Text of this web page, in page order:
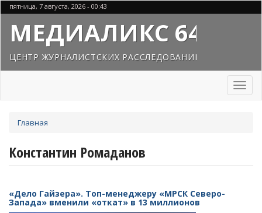
Перейти
к
основному
содержанию
пятница, 7 августа, 2026 - 00:43
МЕДИАЛИКС 64
ЦЕНТР ЖУРНАЛИСТСКИХ РАССЛЕДОВАНИЙ
Toggle
здесь
Главная
Константин Ромаданов
«Дело Гайзера». Топ-менеджеру «МРСК Северо-
Запада» вменили «откат» в 13 миллионов